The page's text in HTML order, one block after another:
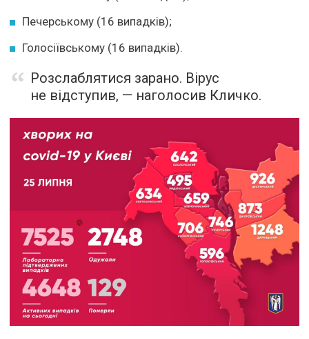
Печерському (16 випадків);
Голосіївському (16 випадків).
Розслаблятися зарано. Вірус
не відступив, — наголосив Кличко.